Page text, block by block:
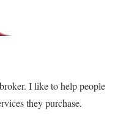
I like to help people
they purchase.